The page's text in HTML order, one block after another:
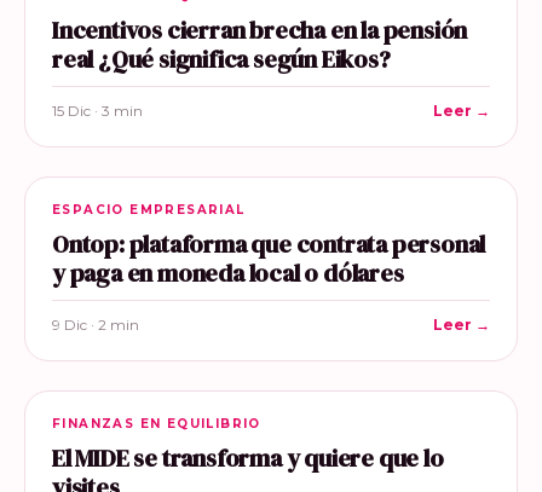
Incentivos cierran brecha en la pensión
real ¿Qué significa según Eikos?
15 Dic · 3 min Leer →
ESPACIO EMPRESARIAL
Ontop: plataforma que contrata personal
y paga en moneda local o dólares
9 Dic · 2 min Leer →
FINANZAS EN EQUILIBRIO
El MIDE se transforma y quiere que lo